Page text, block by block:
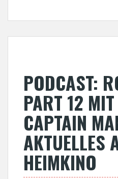
PODCAST:
PART 12
CAPTAIN
AKTUELLES
HEIMKINO